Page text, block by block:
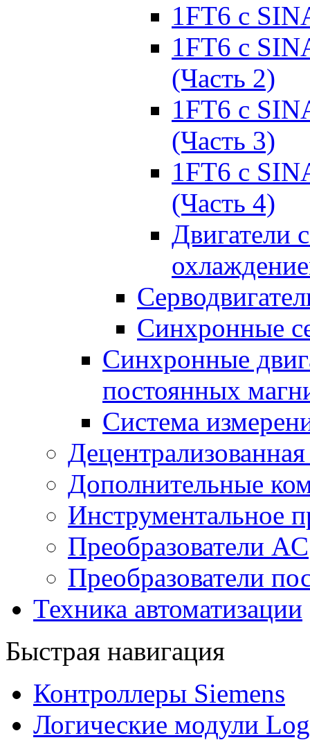
1FT6 с
1FT6 с
(Часть 2)
1FT6 с
(Часть 3)
1FT6 с
(Часть 4)
Двигатели
Синхронные
Синхронные
постоянных
Система
Дополнительные
Инструментальное
Преобразователи AC
Преобразователи
Техника автоматизации
Быстрая навигация
Контроллеры Siemens
Логические модули